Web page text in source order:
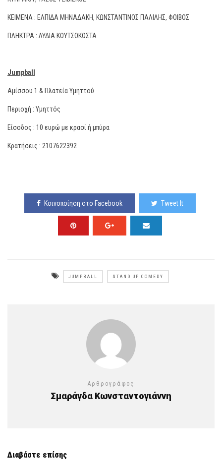
ΚΕΙΜΕΝΑ : ΕΛΠΙΔΑ ΜΗΝΑΔΑΚΗ, ΚΩΝΣΤΑΝΤΙΝΟΣ ΠΑΛΙΛΗΣ, ΦΟΙΒΟΣ
ΠΛΗΚΤΡΑ : ΛΥΔΙΑ ΚΟΥΤΣΟΚΩΣΤΑ
Jumpball
Αμίσσου 1 & Πλατεία Υμηττού
Περιοχή : Υμηττός
Είσοδος : 10 ευρώ με κρασί ή μπύρα
Κρατήσεις : 2107622392
Κοινοποίηση στο Facebook Tweet It
JUMPBALL STAND UP COMEDY
Αρθρογράφος
Σμαράγδα Κωνσταντογιάννη
Διαβάστε επίσης